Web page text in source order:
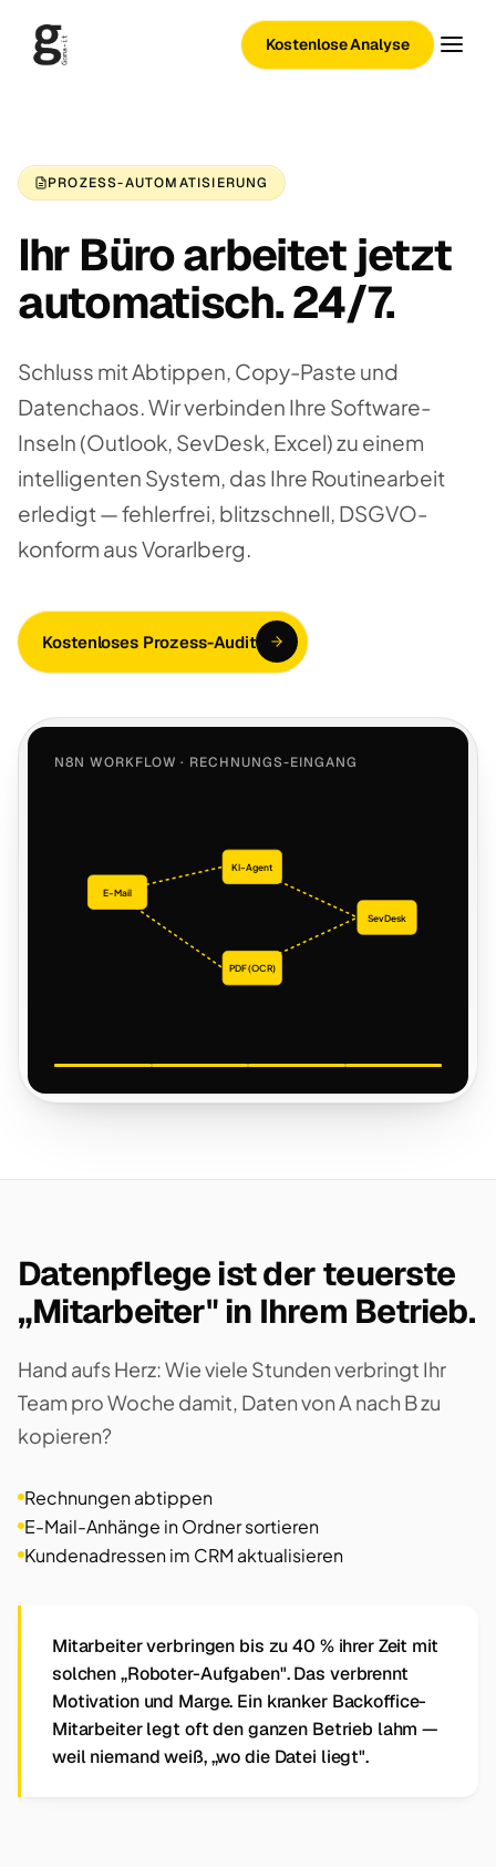
Kostenlose Analyse
PROZESS-AUTOMATISIERUNG
Ihr Büro arbeitet jetzt
automatisch. 24/7.
Schluss mit Abtippen, Copy-Paste und
Datenchaos. Wir verbinden Ihre Software-
Inseln (Outlook, SevDesk, Excel) zu einem
intelligenten System, das Ihre Routinearbeit
erledigt — fehlerfrei, blitzschnell, DSGVO-
konform aus Vorarlberg.
Kostenloses Prozess-Audit
N8N WORKFLOW · RECHNUNGS-EINGANG
E-Mail
KI-Agent
PDF (OCR)
SevDesk
Datenpflege ist der teuerste
„Mitarbeiter" in Ihrem Betrieb.
Hand aufs Herz: Wie viele Stunden verbringt Ihr
Team pro Woche damit, Daten von A nach B zu
kopieren?
Rechnungen abtippen
E-Mail-Anhänge in Ordner sortieren
Kundenadressen im CRM aktualisieren
Mitarbeiter verbringen bis zu 40 % ihrer Zeit mit
solchen „Roboter-Aufgaben". Das verbrennt
Motivation und Marge. Ein kranker Backoffice-
Mitarbeiter legt oft den ganzen Betrieb lahm —
weil niemand weiß, „wo die Datei liegt".